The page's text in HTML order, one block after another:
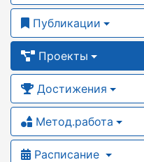
Публикации
Проекты
Достижения
Метод.работа
Расписание